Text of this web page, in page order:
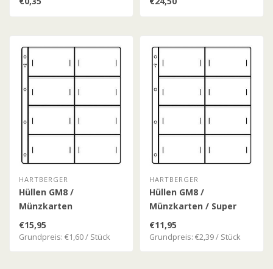
HARTBERGER
Hüllen GM8 /
Münzkarten
€15,95
Grundpreis: €1,60 / Stück
HARTBERGER
Hüllen GM8 /
Münzkarten / Super
€11,95
Grundpreis: €2,39 / Stück